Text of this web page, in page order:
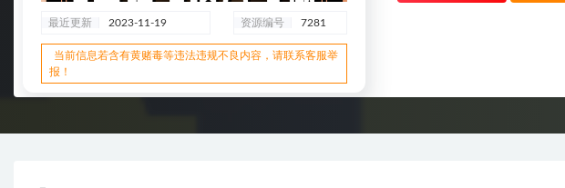
最近更新 2023-11-19 资源编号 7281
当前信息若含有黄赌毒等违法违规不良内容，请联系客服举
报！